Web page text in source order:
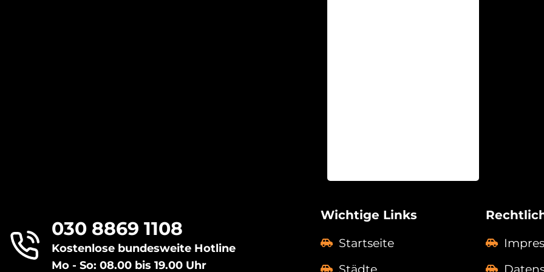
030 8869 1108
Kostenlose bundesweite Hotline
Mo - So: 08.00 bis 19.00 Uhr
Wichtige Links
Startseite
Städte